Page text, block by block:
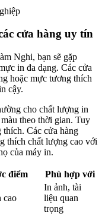
cửa hàng uy tín
Nghi, bạn sẽ gặp
in đa dạng. Các cửa
hoặc mực tương thích
cậy.
cho chất lượng in
theo thời gian. Tuy
Các cửa hàng
thích chất lượng cao với
của máy in.
điểm
Phù hợp với
cao
In ảnh, tài
liệu quan
trọng